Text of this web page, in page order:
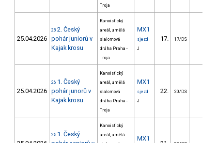
Troja
25.04.2026
28 2. Český
pohár juniorů v
Kajak krosu
Kanoistický
areál, umělá
slalomová
dráha Praha -
Troja
MX1
sjezd
J
17. 17/DS
25.04.2026
26 1. Český
pohár junorů v
Kajak krosu
Kanoistický
areál, umělá
slalomová
dráha Praha -
Troja
MX1
sjezd
J
22. 20/DS
25 1. Český
Kanoistický
areál, umělá
MX1